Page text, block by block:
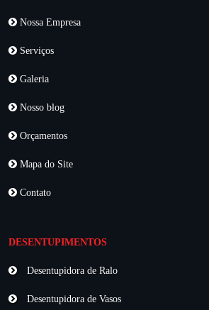
Nossa Empresa
Serviços
Galeria
Nosso blog
Orçamentos
Mapa do Site
Contato
DESENTUPIMENTOS
Desentupidora de Ralo
Desentupidora de Vasos